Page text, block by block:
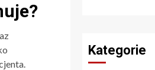
Kategorie